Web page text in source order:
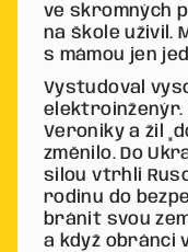
ve skromných
na škole uživil.
s mámou jen
Vystudoval
elektroinženýr.
Veroniky a žil
změnilo. Do
silou vtrhli
rodinu do
bránit svou
a když obránci